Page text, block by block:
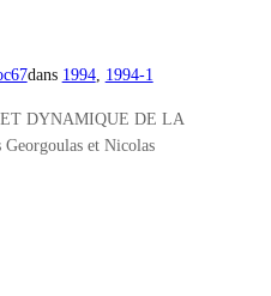
dans 1994, 1994-1
DYNAMIQUE DE LA
et Nicolas